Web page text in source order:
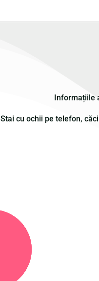
Informațiile
Stai cu ochii pe telefon,